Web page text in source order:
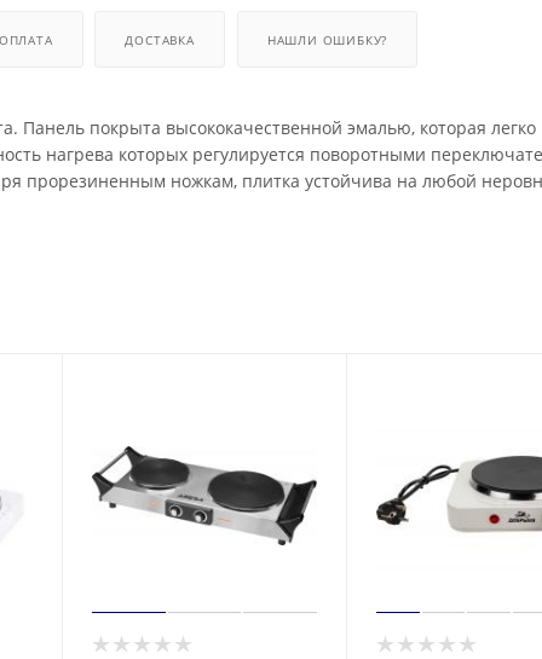
ДОСТАВКА НАШЛИ ОШИБКУ?
Панель покрыта высококачественной эмалью, которая легко
нагрева которых регулируется поворотными
прорезиненным ножкам, плитка устойчива на любой